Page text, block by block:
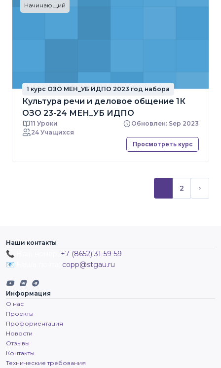
Начинающий
1 курс ОЗО МЕН_УБ ИДПО 2023 год набора
Культура речи и деловое общение 1К
ОЗО 23-24 МЕН_УБ ИДПО
11 Уроки
Обновлен: Sep 2023
24 Учащихся
Просмотреть курс
(текущий)
2
Наши контакты
📞 Наш номер: +7 (8652) 31-59-59
📧 Наша почта: copp@stgau.ru
Информация
О нас
Проекты
Профориентация
Новости
Отзывы
Контакты
Технические требования